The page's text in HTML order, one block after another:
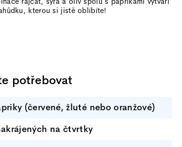
kterou si jistě oblíbíte!
potřebovat
(červené, žluté nebo oranžové)
na čtvrtky